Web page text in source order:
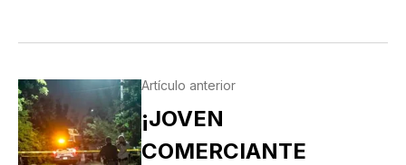
Artículo anterior
¡JOVEN
COMERCIANTE